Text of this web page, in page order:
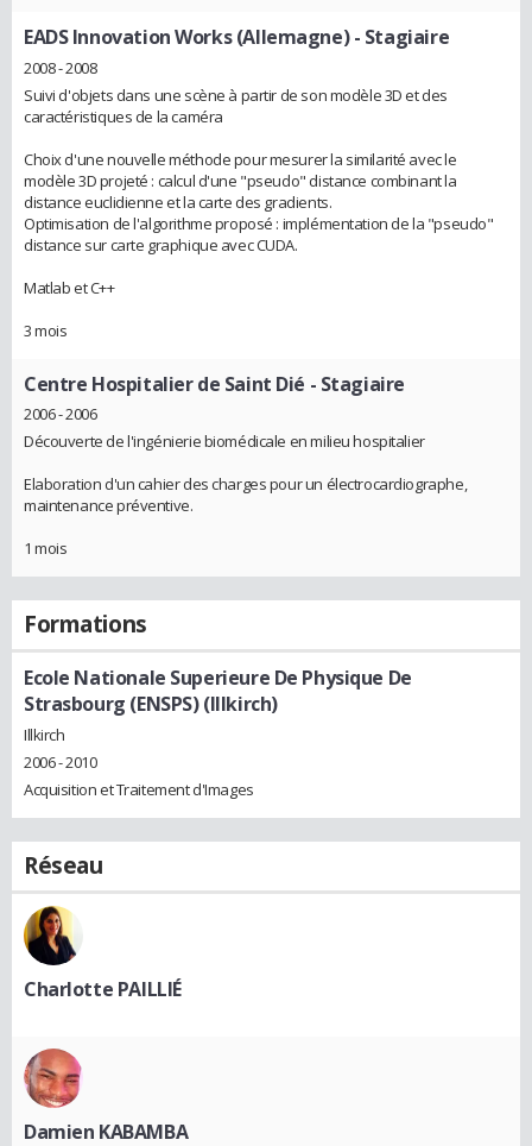
EADS Innovation Works (Allemagne)- Stagiaire
2008 - 2008
Suivi d'objets dans une scène à partir de son modèle 3D et des
caractéristiques de la caméra
Choix d'une nouvelle méthode pour mesurer la similarité avec le
modèle 3D projeté : calcul d'une "pseudo" distance combinant la
distance euclidienne et la carte des gradients.
Optimisation de l'algorithme proposé : implémentation de la "pseudo"
distance sur carte graphique avec CUDA.
Matlab et C++
3 mois
Centre Hospitalier de Saint Dié - Stagiaire
2006 - 2006
Découverte de l'ingénierie biomédicale en milieu hospitalier
Elaboration d'un cahier des charges pour un électrocardiographe,
maintenance préventive.
1 mois
Formations
Ecole Nationale Superieure De Physique De
Strasbourg (ENSPS) (Illkirch)
Illkirch
2006 - 2010
Acquisition et Traitement d'Images
Réseau
Charlotte PAILLIÉ
Damien KABAMBA